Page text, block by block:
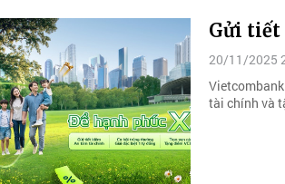
Gửi tiết
20/11/2025
tài chính và